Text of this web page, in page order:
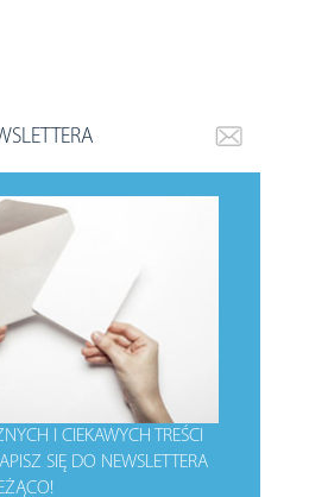
I CIEKAWYCH TREŚCI
SIĘ DO NEWSLETTERA